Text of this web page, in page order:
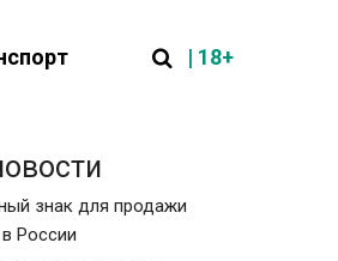
| 18+
знак для продажи
России